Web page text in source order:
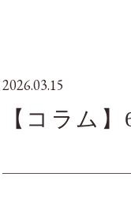
2026.03.15
【コラム